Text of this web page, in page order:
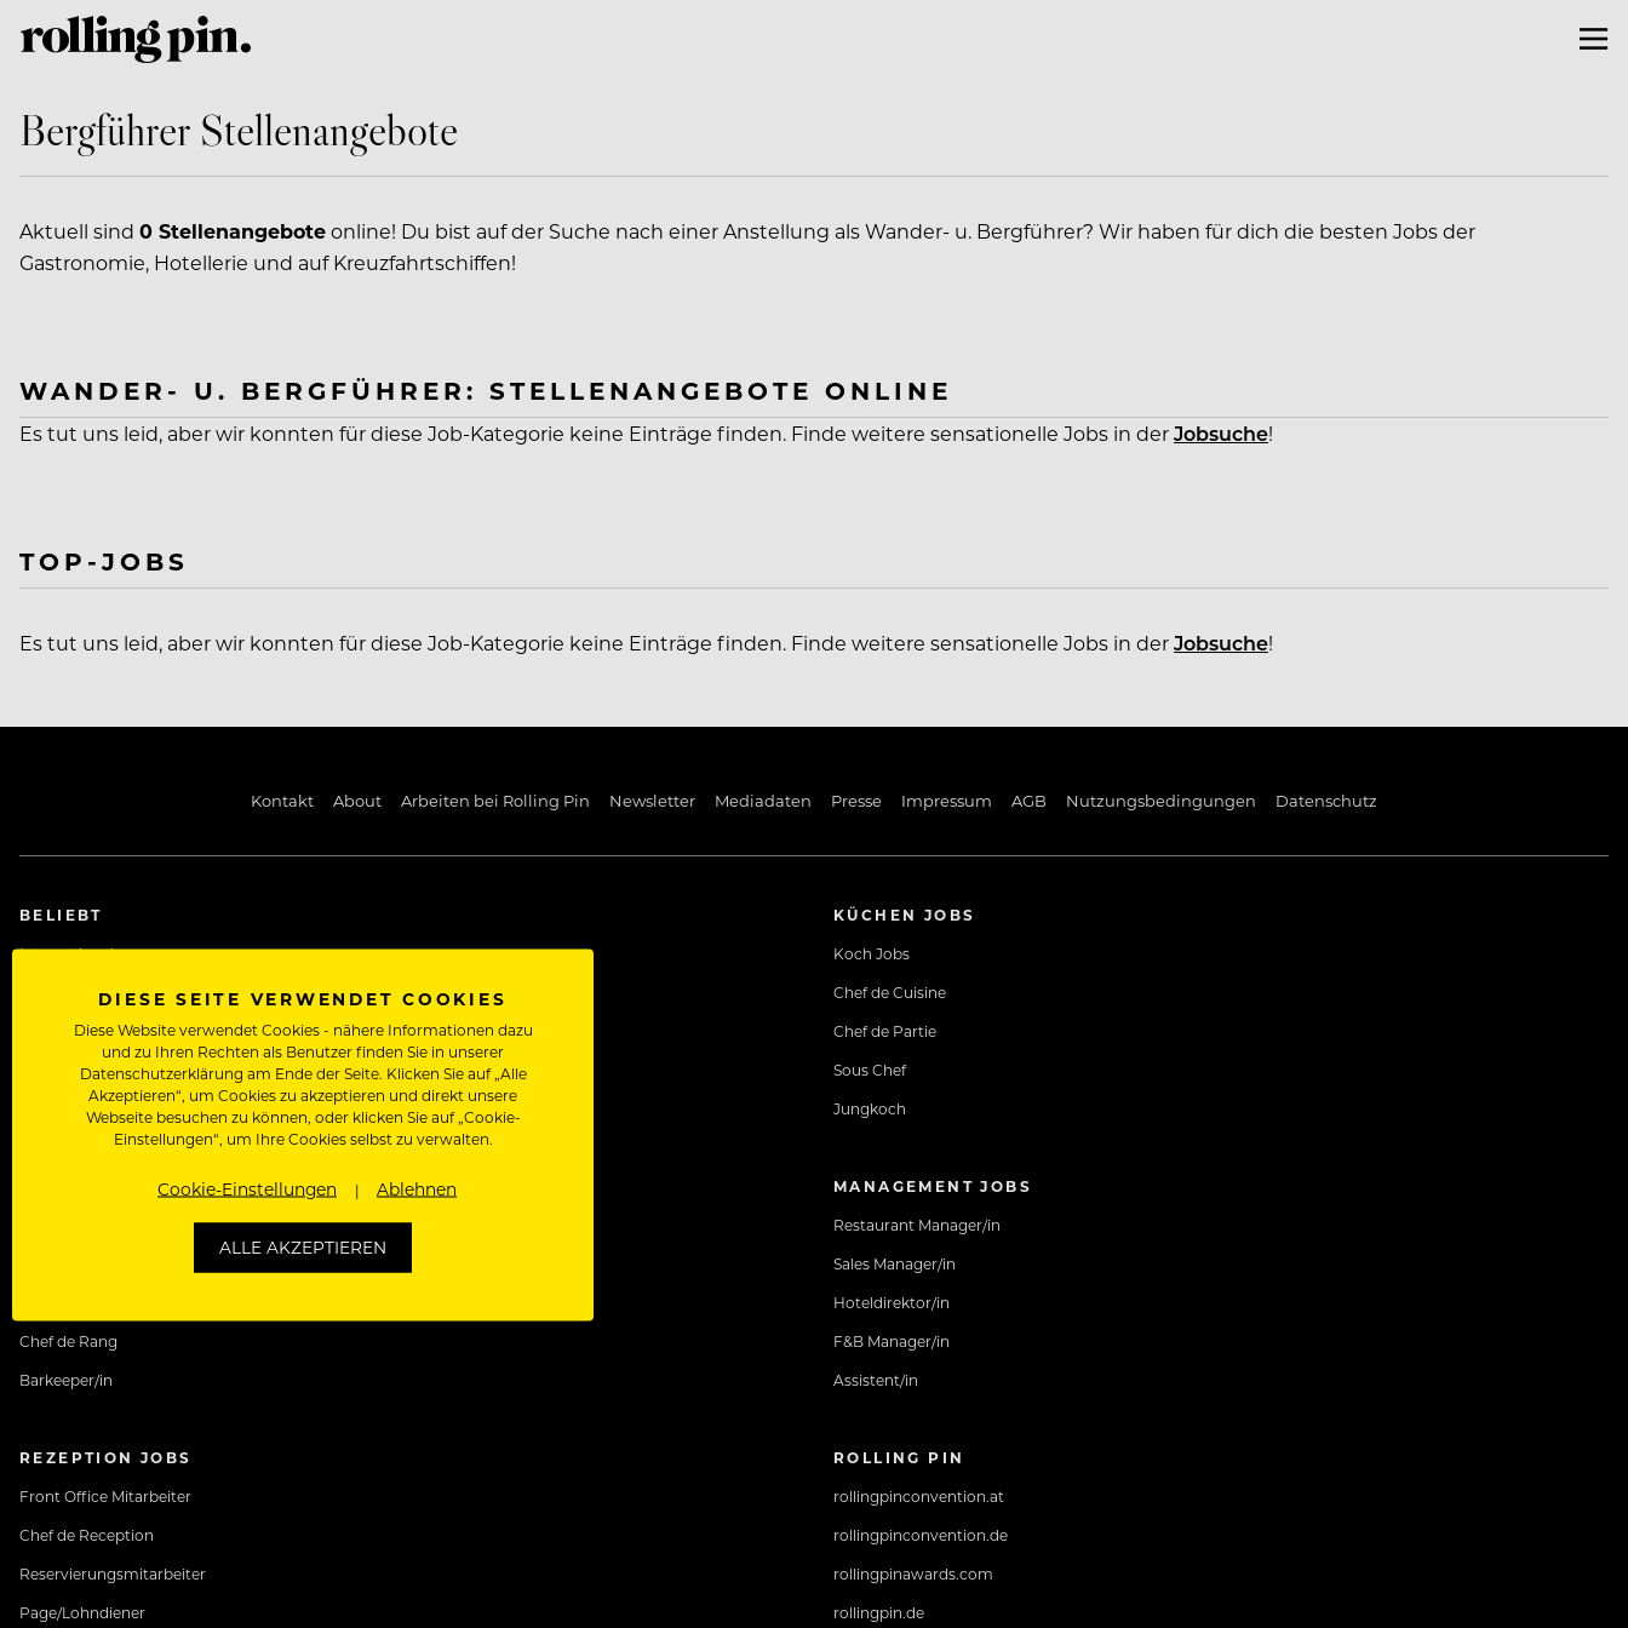
Bergführer Stellenangebote
Aktuell sind 0 Stellenangeboteonline! Du bist auf der Suche nach einer Anstellung als Wander- u. Bergführer? Wir haben für dich die besten Jobs der
Gastronomie, Hotellerie und auf Kreuzfahrtschiffen!
WANDER- U. BERGFÜHRER: STELLENANGEBOTE ONLINE
Es tut uns leid, aber wir konnten für diese Job-Kategorie keine Einträge finden. Finde weitere sensationelle Jobs in derJobsuche!
TOP-JOBS
Es tut uns leid, aber wir konnten für diese Job-Kategorie keine Einträge finden. Finde weitere sensationelle Jobs in derJobsuche!
Kontakt About Arbeiten bei Rolling Pin Newsletter Mediadaten Presse Impressum AGB Nutzungsbedingungen Datenschutz
BELIEBT
International
Kreuzfahrtjobs
Rezeptionist/in Jobs
KÜCHEN JOBS
Koch Jobs
Chef de Cuisine
Chef de Partie
Sous Chef
Jungkoch
SERVICE JOBS
Chef de Rang
Barkeeper/in
MANAGEMENT JOBS
Restaurant Manager/in
Sales Manager/in
Hoteldirektor/in
F&B Manager/in
Assistent/in
REZEPTION JOBS
Front Office Mitarbeiter
Chef de Reception
Reservierungsmitarbeiter
Page/Lohndiener
ROLLING PIN
rollingpinconvention.at
rollingpinconvention.de
rollingpinawards.com
rollingpin.de
DIESE SEITE VERWENDET COOKIES
Diese Website verwendet Cookies - nähere Informationen dazu
und zu Ihren Rechten als Benutzer finden Sie in unserer
Datenschutzerklärung am Ende der Seite. Klicken Sie auf „Alle
Akzeptieren“, um Cookies zu akzeptieren und direkt unsere
Webseite besuchen zu können, oder klicken Sie auf „Cookie-
Einstellungen“, um Ihre Cookies selbst zu verwalten.
Cookie-Einstellungen Ablehnen
ALLE AKZEPTIEREN